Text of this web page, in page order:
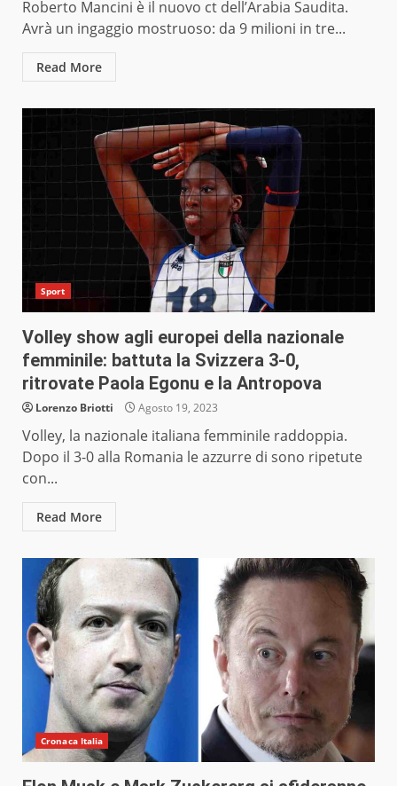
Roberto Mancini è il nuovo ct dell’Arabia Saudita.
Avrà un ingaggio mostruoso: da 9 milioni in tre...
Read More
Sport
Volley show agli europei della nazionale
femminile: battuta la Svizzera 3-0,
ritrovate Paola Egonu e la Antropova
Lorenzo Briotti Agosto 19, 2023
Volley, la nazionale italiana femminile raddoppia.
Dopo il 3-0 alla Romania le azzurre di sono ripetute
con...
Read More
Cronaca Italia